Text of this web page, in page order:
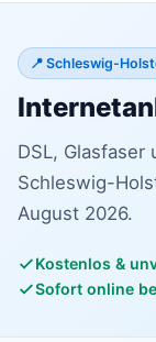
📍 Schleswig-
DSL, Glasfaser
Schleswig-
August 2026.
Kostenlos &
Sofort online